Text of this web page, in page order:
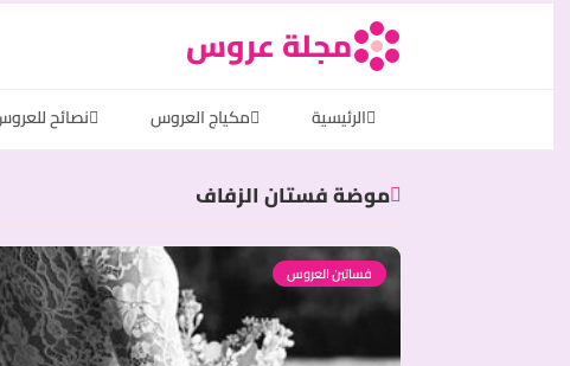
مجلة عروس
الرئيسية مكياج العروس نصائح
موضة فستان الزفاف
فساتين العروس